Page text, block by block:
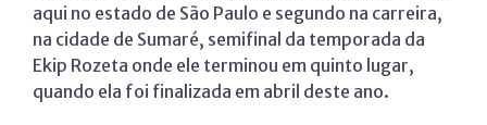
aqui no estado de São Paulo e segundo na carreira,
na cidade de Sumaré, semifinal da temporada da
Ekip Rozeta onde ele terminou em quinto lugar,
quando ela foi finalizada em abril deste ano.